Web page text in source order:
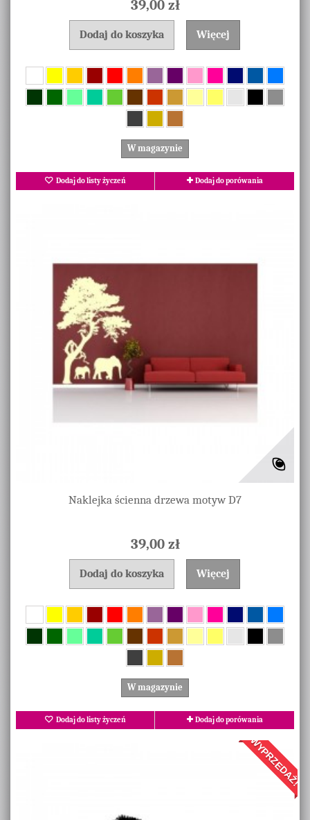
39,00 zł
Dodaj do koszyka Więcej
W magazynie
Dodaj do listy życzeń Dodaj do porówania
Naklejka ścienna drzewa motyw D7
39,00 zł
Dodaj do koszyka Więcej
W magazynie
Dodaj do listy życzeń Dodaj do porówania
WYPRZEDAŻ!